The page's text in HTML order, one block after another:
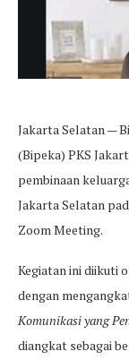
Jakarta Selatan —
(Bipeka) PKS
pembinaan
Jakarta Selatan
Zoom Meeting.
Kegiatan ini diikuti
dengan
Komunikasi yang
diangkat sebagai